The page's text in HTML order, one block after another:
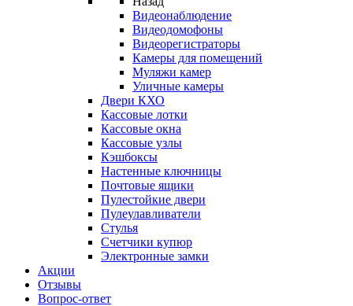
Видеонаблюдение
Видеодомофоны
Видеорегистраторы
Камеры для помещений
Муляжи камер
Уличные камеры
Двери КХО
Кассовые лотки
Кассовые окна
Кассовые узлы
Кэшбоксы
Настенные ключницы
Почтовые ящики
Пулестойкие двери
Пулеулавливатели
Стулья
Счетчики купюр
Электронные замки
Акции
Отзывы
Вопрос-ответ